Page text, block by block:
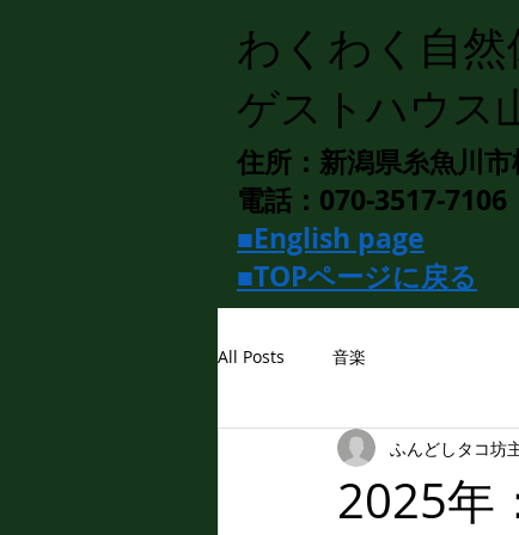
わくわく自
ゲストハウス
住所：新潟県糸魚川
電話：070-3517-7106
■English page
■TOPページに戻る
All Posts 音楽
2025年
ふんどしタコ坊